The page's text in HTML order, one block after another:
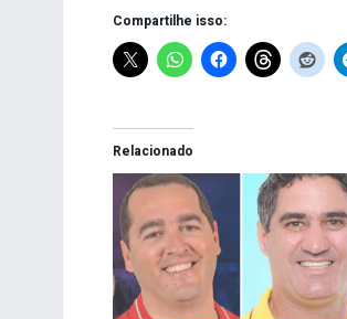
Compartilhe isso:
Relacionado